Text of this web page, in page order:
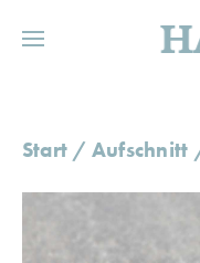
Start / Aufschnitt